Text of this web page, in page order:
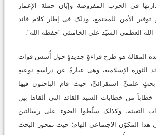
فی الحرب المفروضة وإبّان حملة الإعمار
توفیر الأمن للمجتمع، وذلک فی إطار کلام قائد
الله العظمى السیّد علی الخامنئی "حفظه الله".
المقالة هو طرح قراءةٍ جدیدةٍ حول أُسس قوات
الثورة الإسلامیة، وهی عبارةٌ عن دراسةٍ نوعیةٍ
علمیٍّ استقرائیٍّ، حیث قام الباحثون فیها
بدراسة وتحلیل 19 خطاباً من خطابات السید القائد التی ألقاها بین
التعبئة، وکذلک سلّطوا الضوء على رسالتین
هذا المکوّن الاجتماعی الهام؛ حیث تمحور البحث